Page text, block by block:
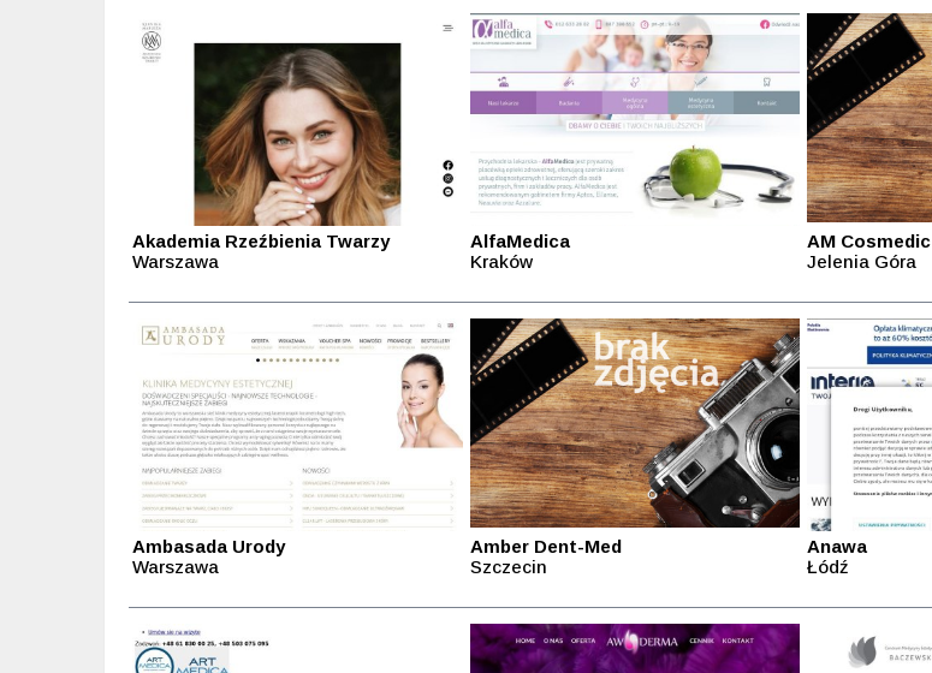
Akademia Rzeźbienia Twarzy
Warszawa
AlfaMedica
Kraków
AM Cosmedic
Jelenia Góra
Ambasada Urody
Warszawa
Amber Dent-Med
Szczecin
Anawa
Łódź